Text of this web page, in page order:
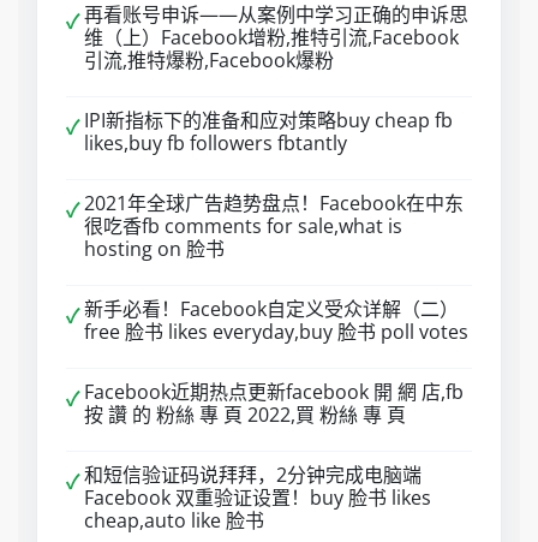
✓再看账号申诉——从案例中学习正确的申诉思
维（上）Facebook增粉,推特引流,Facebook
引流,推特爆粉,Facebook爆粉
✓ IPI新指标下的准备和应对策略buy cheap fb
likes,buy fb followers fbtantly
✓2021年全球广告趋势盘点！Facebook在中东
很吃香fb comments for sale,what is
hosting on 脸书
✓新手必看！Facebook自定义受众详解（二）
free 脸书 likes everyday,buy 脸书 poll votes
✓ Facebook近期热点更新facebook 開 網 店,fb
按 讚 的 粉絲 專 頁 2022,買 粉絲 專 頁
✓和短信验证码说拜拜，2分钟完成电脑端
Facebook 双重验证设置！buy 脸书 likes
cheap,auto like 脸书